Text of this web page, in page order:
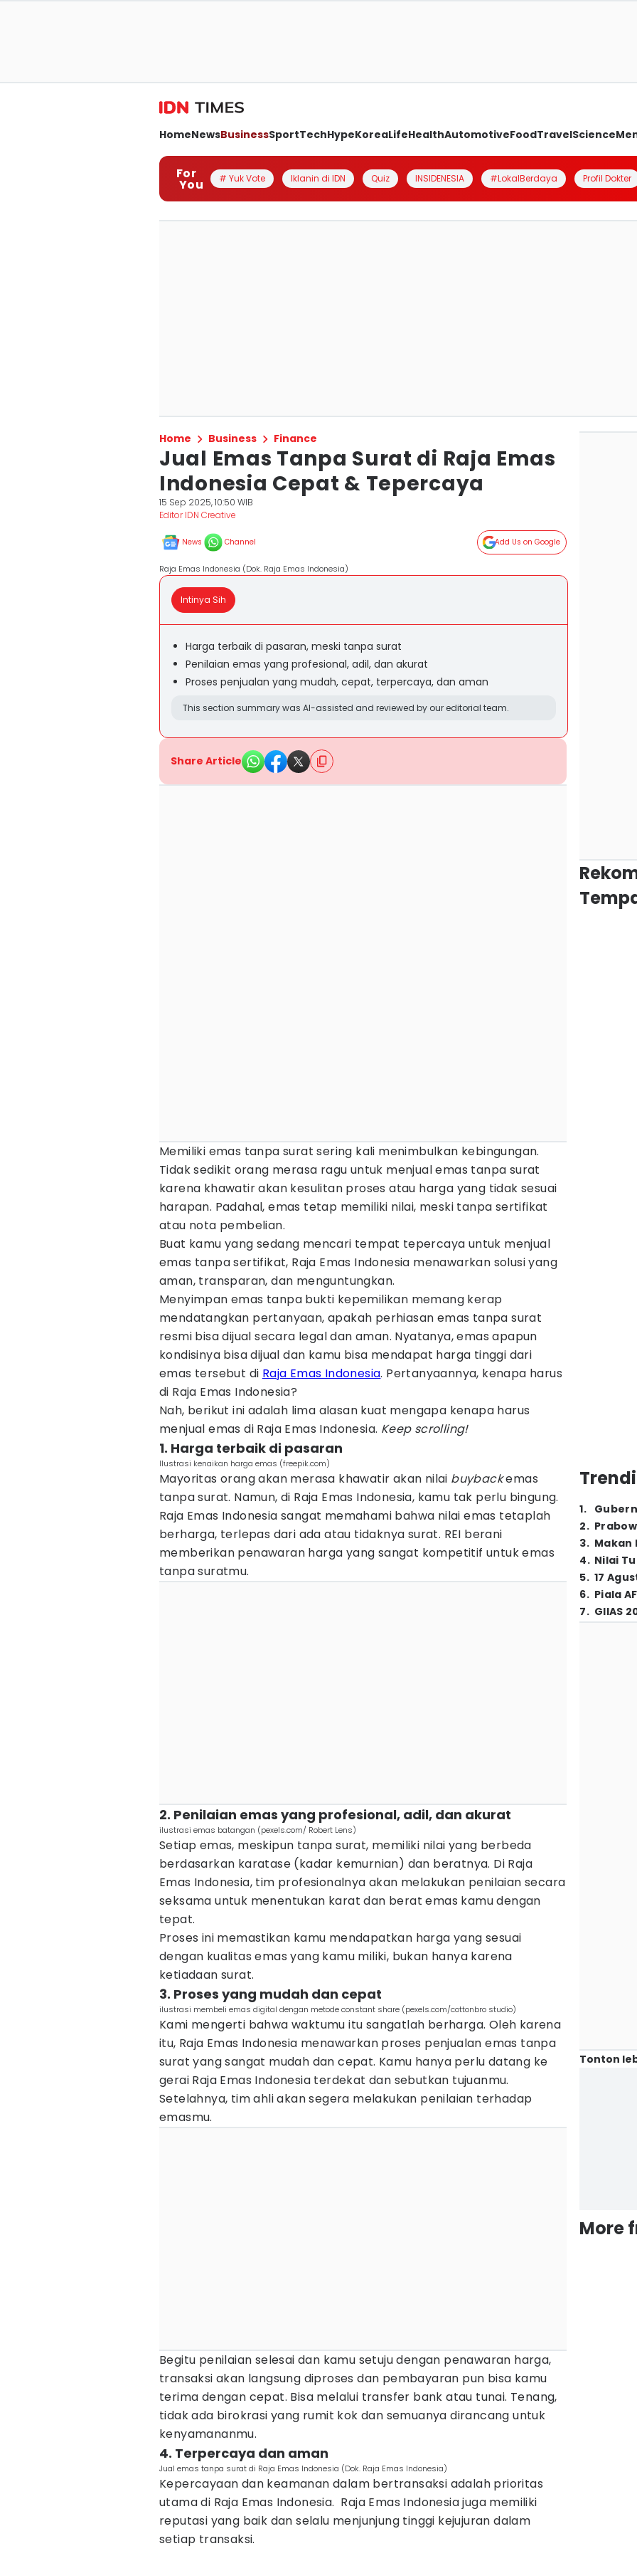
HomeNewsBusinessSportTechHypeKoreaLifeHealthAutomotiveFoodTravelScience
For
You # Yuk Vote Iklanin di IDN Quiz INSIDENESIA #LokalBerdaya Profil Dokter
Home Business Finance
Jual Emas Tanpa Surat di Raja Emas
Indonesia Cepat & Tepercaya
15 Sep 2025, 10:50 WIB
Editor IDN Creative
News Channel Add Us on Google
Raja Emas Indonesia (Dok. Raja Emas Indonesia)
Intinya Sih
Harga terbaik di pasaran, meski tanpa surat
Penilaian emas yang profesional, adil, dan akurat
Proses penjualan yang mudah, cepat, terpercaya, dan aman
This section summary was AI-assisted and reviewed by our editorial team.
Share Article
Memiliki emas tanpa surat sering kali menimbulkan kebingungan.
Tidak sedikit orang merasa ragu untuk menjual emas tanpa surat
karena khawatir akan kesulitan proses atau harga yang tidak sesuai
harapan. Padahal, emas tetap memiliki nilai, meski tanpa sertifikat
atau nota pembelian.
Buat kamu yang sedang mencari tempat tepercaya untuk menjual
emas tanpa sertifikat, Raja Emas Indonesia menawarkan solusi yang
aman, transparan, dan menguntungkan.
Menyimpan emas tanpa bukti kepemilikan memang kerap
mendatangkan pertanyaan, apakah perhiasan emas tanpa surat
resmi bisa dijual secara legal dan aman. Nyatanya, emas apapun
kondisinya bisa dijual dan kamu bisa mendapat harga tinggi dari
emas tersebut di Raja Emas Indonesia. Pertanyaannya, kenapa harus
di Raja Emas Indonesia?
Nah, berikut ini adalah lima alasan kuat mengapa kenapa harus
menjual emas di Raja Emas Indonesia. Keep scrolling!
1. Harga terbaik di pasaran
Ilustrasi kenaikan harga emas (freepik.com)
Mayoritas orang akan merasa khawatir akan nilai buybackemas
tanpa surat. Namun, di Raja Emas Indonesia, kamu tak perlu bingung.
Raja Emas Indonesia sangat memahami bahwa nilai emas tetaplah
berharga, terlepas dari ada atau tidaknya surat. REI berani
memberikan penawaran harga yang sangat kompetitif untuk emas
tanpa suratmu.
2. Penilaian emas yang profesional, adil, dan akurat
ilustrasi emas batangan (pexels.com/ Robert Lens)
Setiap emas, meskipun tanpa surat, memiliki nilai yang berbeda
berdasarkan karatase (kadar kemurnian) dan beratnya. Di Raja
Emas Indonesia, tim profesionalnya akan melakukan penilaian secara
seksama untuk menentukan karat dan berat emas kamu dengan
tepat.
Proses ini memastikan kamu mendapatkan harga yang sesuai
dengan kualitas emas yang kamu miliki, bukan hanya karena
ketiadaan surat.
3. Proses yang mudah dan cepat
ilustrasi membeli emas digital dengan metode constant share (pexels.com/cottonbro studio)
Kami mengerti bahwa waktumu itu sangatlah berharga. Oleh karena
itu, Raja Emas Indonesia menawarkan proses penjualan emas tanpa
surat yang sangat mudah dan cepat. Kamu hanya perlu datang ke
gerai Raja Emas Indonesia terdekat dan sebutkan tujuanmu.
Setelahnya, tim ahli akan segera melakukan penilaian terhadap
emasmu.
Begitu penilaian selesai dan kamu setuju dengan penawaran harga,
transaksi akan langsung diproses dan pembayaran pun bisa kamu
terima dengan cepat. Bisa melalui transfer bank atau tunai. Tenang,
tidak ada birokrasi yang rumit kok dan semuanya dirancang untuk
kenyamananmu.
4. Terpercaya dan aman
Jual emas tanpa surat di Raja Emas Indonesia (Dok. Raja Emas Indonesia)
Kepercayaan dan keamanan dalam bertransaksi adalah prioritas
utama di Raja Emas Indonesia. Raja Emas Indonesia juga memiliki
reputasi yang baik dan selalu menjunjung tinggi kejujuran dalam
setiap transaksi.
1.
2.
3. Makan
4. Nilai
5. 17
6. Piala
7. GIIAS
Tonton
More